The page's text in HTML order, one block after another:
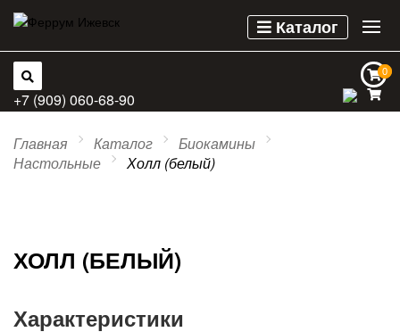
Каталог
0
0
+7 (909) 060-68-90
Главная Каталог
Биокамины
Настольные
Холл (белый)
ХОЛЛ (БЕЛЫЙ)
Характеристики